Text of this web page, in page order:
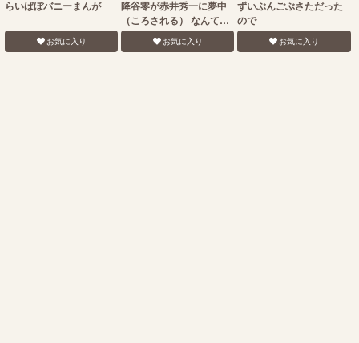
らいばぼバニーまんが
お気に入り
降谷零が赤井秀一に夢中
（ころされる） なんてあ
るわけないだろ！！
お気に入り
ずいぶんごぶさただった
ので
お気に入り